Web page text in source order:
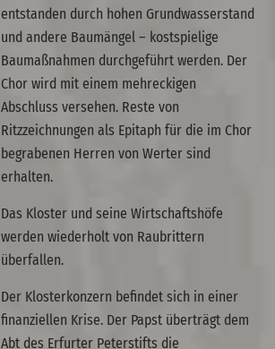
entstanden durch hohen Grundwasserstand
und andere Baumängel – kostspielige
Baumaßnahmen durchgeführt werden. Der
Chor wird mit einem mehreckigen
Abschluss versehen. Reste von
Ritzzeichnungen als Epitaph für die im Chor
begrabenen Herren von Werter sind
erhalten.
Das Kloster und seine Wirtschaftshöfe
werden wiederholt von Raubrittern
überfallen.
Der Klosterkonzern befindet sich in einer
finanziellen Krise. Der Papst überträgt dem
Abt des Erfurter Peterstifts die